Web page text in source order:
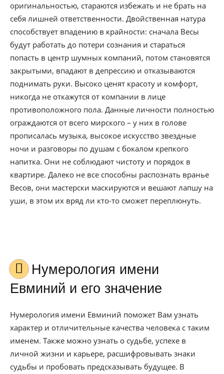
оригинальностью, стараются избежать и не брать на
себя лишней ответственности. Двойственная натура
способствует впадению в крайности: сначала Весы
будут работать до потери сознания и стараться
попасть в центр шумных компаний, потом становятся
закрытыми, впадают в депрессию и отказываются
поднимать руки. Высоко ценят красоту и комфорт,
никогда не откажутся от компании в лице
противоположного пола. Данные личности полностью
ограждаются от всего мирского – у них в голове
прописалась музыка, высокое искусство звездные
ночи и разговоры по душам с бокалом крепкого
напитка. Они не соблюдают чистоту и порядок в
квартире. Далеко не все способны распознать вранье
Весов, они мастерски маскируются и вешают лапшу на
уши, в этом их вряд ли кто-то сможет переплюнуть.
Нумерология имени
Евминий и его значение
Нумерология имени Евминий поможет Вам узнать
характер и отличительные качества человека с таким
именем. Также можно узнать о судьбе, успехе в
личной жизни и карьере, расшифровывать знаки
судьбы и пробовать предсказывать будущее. В